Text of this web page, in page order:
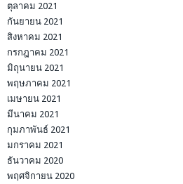
ตุลาคม 2021
กันยายน 2021
สิงหาคม 2021
กรกฎาคม 2021
มิถุนายน 2021
พฤษภาคม 2021
เมษายน 2021
มีนาคม 2021
กุมภาพันธ์ 2021
มกราคม 2021
ธันวาคม 2020
พฤศจิกายน 2020